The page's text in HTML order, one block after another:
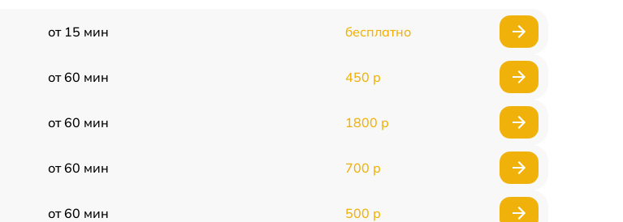
от 15 мин бесплатно
от 60 мин 450 р
от 60 мин 1800 р
от 60 мин 700 р
от 60 мин 500 р